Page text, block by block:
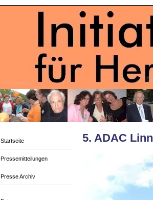
Startseite
Pressemitteilungen
Presse Archiv
5. ADAC